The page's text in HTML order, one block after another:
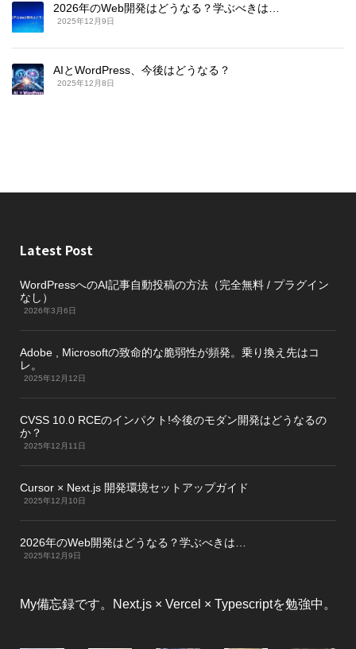
2026年のWeb開発はどうなる？学ぶべきは…
2025年12月9日
AIとWordPress、今後はどうなる？
2025年12月8日
Latest Post
WordPressへのAI記事自動投稿の方法（完全無料 / プラグイン
なし）
2026年3月6日
Adobe , Microsoftの致命的な脆弱性が頻発。乗り換え先はコ
レ。
2025年12月12日
CVSS 10.0 RCEのインパクト!今後のモダン開発はどうなるの
か？
2025年12月11日
Cursor × Next.js 開発環境セットアップガイド
2025年12月10日
2026年のWeb開発はどうなる？学ぶべきは…
2025年12月9日
My備忘録です。Next.js × Vercel × Typescriptを勉強中。